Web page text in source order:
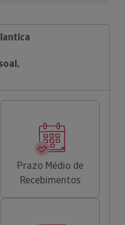
Prazo Médio de
Recebimentos